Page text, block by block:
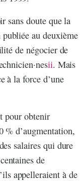
sans doute que la
au deuxième
de négocier de
ii. Mais
à la force d’une
pour obtenir
% d’augmentation,
salaires qui dure
de
appelleraient à de